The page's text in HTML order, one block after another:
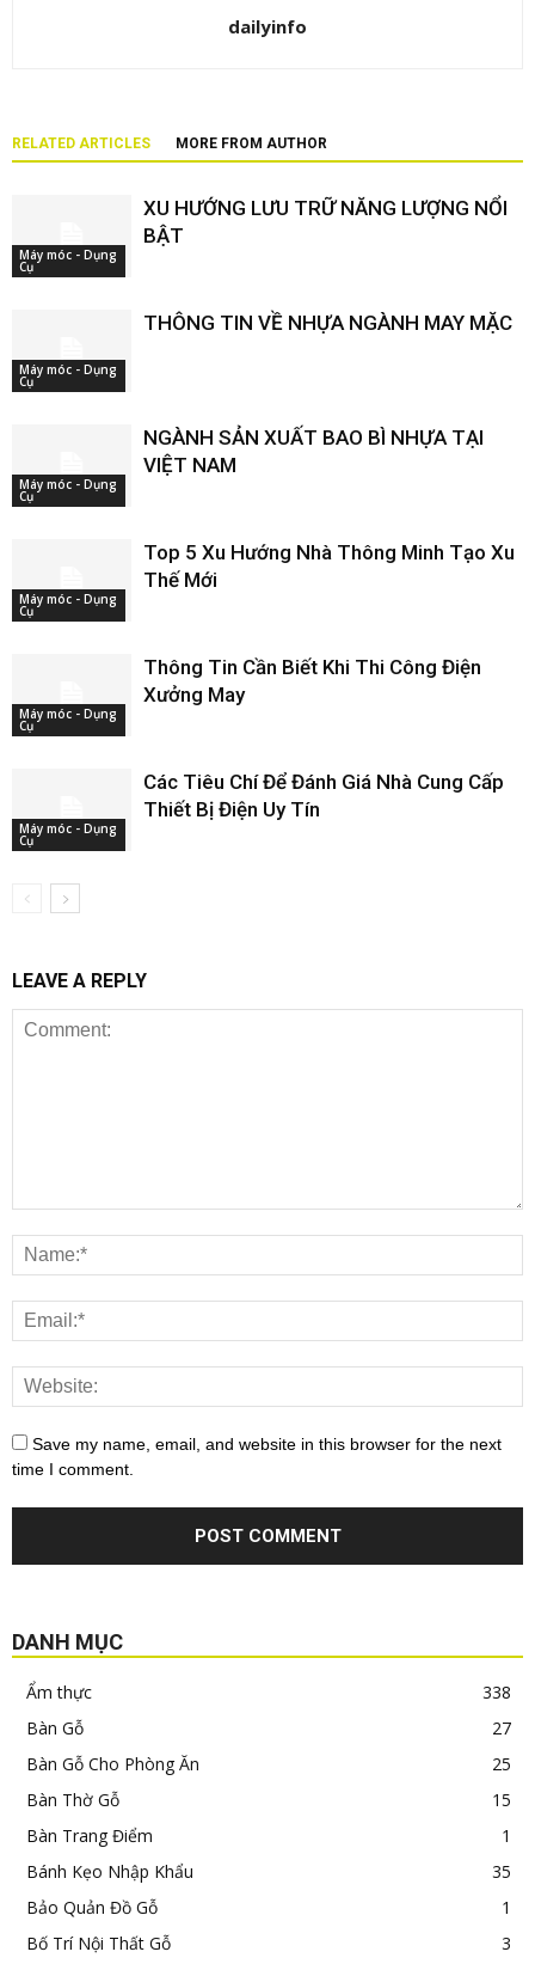
dailyinfo
RELATED ARTICLES MORE FROM AUTHOR
Máy móc - Dụng
Cụ
XU HƯỚNG LƯU TRỮ NĂNG LƯỢNG NỔI
BẬT
Máy móc - Dụng
Cụ
THÔNG TIN VỀ NHỰA NGÀNH MAY MẶC
Máy móc - Dụng
Cụ
NGÀNH SẢN XUẤT BAO BÌ NHỰA TẠI
VIỆT NAM
Máy móc - Dụng
Cụ
Top 5 Xu Hướng Nhà Thông Minh Tạo Xu
Thế Mới
Máy móc - Dụng
Cụ
Thông Tin Cần Biết Khi Thi Công Điện
Xưởng May
Máy móc - Dụng
Cụ
Các Tiêu Chí Để Đánh Giá Nhà Cung Cấp
Thiết Bị Điện Uy Tín
LEAVE A REPLY
Save my name, email, and website in this browser for the next
time I comment.
DANH MỤC
Ẩm thực
338
Bàn Gỗ
27
Bàn Gỗ Cho Phòng Ăn
25
Bàn Thờ Gỗ
15
Bàn Trang Điểm
1
Bánh Kẹo Nhập Khẩu
35
Bảo Quản Đồ Gỗ
1
Bố Trí Nội Thất Gỗ
3